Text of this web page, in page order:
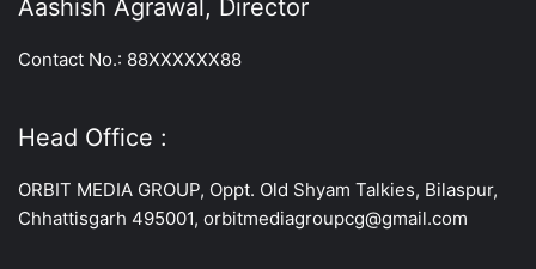
Aashish Agrawal, Director
Contact No.: 88XXXXXX88
Head Office :
ORBIT MEDIA GROUP, Oppt. Old Shyam Talkies, Bilaspur,
Chhattisgarh 495001, orbitmediagroupcg@gmail.com